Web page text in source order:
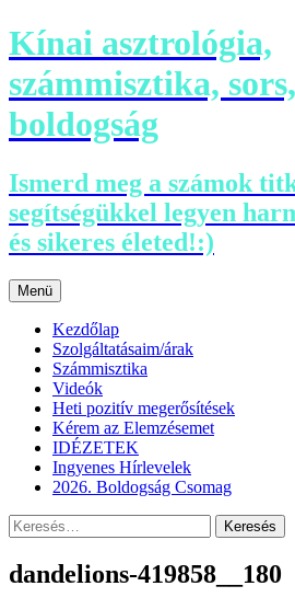
Kínai asztrológia,
számmisztika,
boldogság
Ismerd meg a számok
segítségükkel legyen
és sikeres életed!:)
Menü Ugrás
a
tartalomhoz
Kezdőlap
Szolgáltatásaim/árak
Számmisztika
Videók
Heti pozitív megerősítések
Kérem az Elemzésemet
IDÉZETEK
Ingyenes Hírlevelek
2026. Boldogság Csomag
Keresés:
dandelions-419858__180